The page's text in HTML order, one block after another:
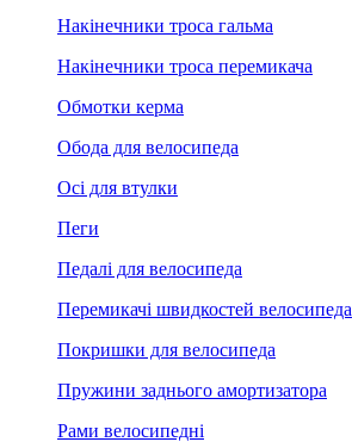
Накінечники троса гальма
Накінечники троса перемикача
Обмотки керма
Обода для велосипеда
Осі для втулки
Пеги
Педалі для велосипеда
Перемикачі швидкостей велосипеда
Покришки для велосипеда
Пружини заднього амортизатора
Рами велосипедні